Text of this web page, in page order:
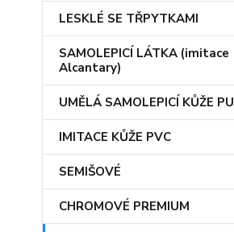
LESKLÉ SE TŘPYTKAMI
SAMOLEPICÍ LÁTKA (imitace
Alcantary)
UMĚLÁ SAMOLEPICÍ KŮŽE PU
IMITACE KŮŽE PVC
SEMIŠOVÉ
CHROMOVÉ PREMIUM